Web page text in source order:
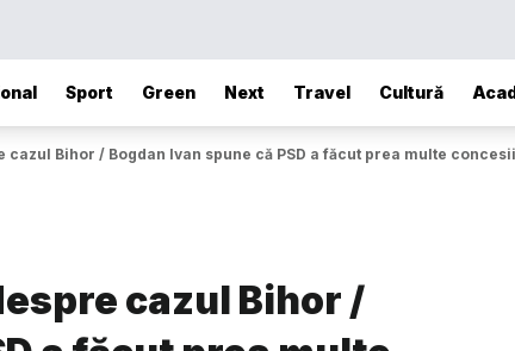
Sport Green Next Travel Cultură
cazul Bihor / Bogdan Ivan spune că PSD a făcut prea multe
cazul Bihor /